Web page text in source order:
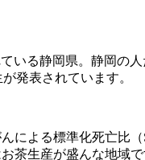
いる静岡県。静岡の
発表されています。
による標準化死亡比
茶生産が盛んな地域